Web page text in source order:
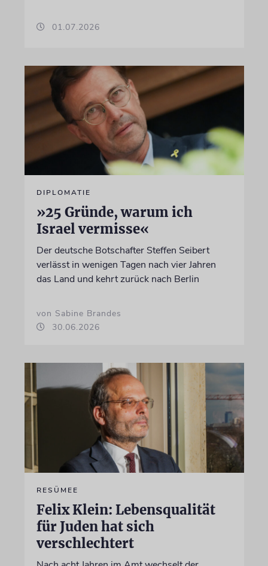
01.07.2026
DIPLOMATIE
»25 Gründe, warum ich
Israel vermisse«
Der deutsche Botschafter Steffen Seibert
verlässt in wenigen Tagen nach vier Jahren
das Land und kehrt zurück nach Berlin
von Sabine Brandes
30.06.2026
RESÜMEE
Felix Klein: Lebensqualität
für Juden hat sich
verschlechtert